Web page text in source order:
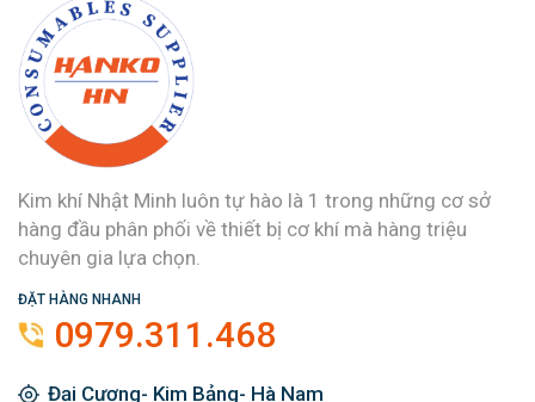
Kim khí Nhật Minh luôn tự hào là 1 trong những cơ sở
hàng đầu phân phối về thiết bị cơ khí mà hàng triệu
chuyên gia lựa chọn.
ĐẶT HÀNG NHANH
0979.311.468
Đại Cương- Kim Bảng- Hà Nam